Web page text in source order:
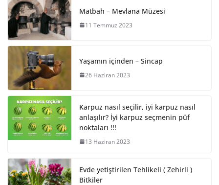
Matbah – Mevlana Müzesi
11 Temmuz 2023
Yaşamın içinden – Sincap
26 Haziran 2023
Karpuz nasıl seçilir, iyi karpuz nasıl
anlaşılır? İyi karpuz seçmenin püf
noktaları !!!
13 Haziran 2023
Evde yetiştirilen Tehlikeli ( Zehirli )
Bitkiler